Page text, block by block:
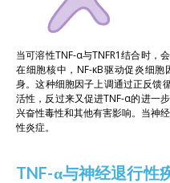
当可溶性TNF-α与TNFR1结合时，
在细胞核中，NF-κB驱动促炎细
身。这种细胞因子上调通过正反馈
活性，反过来又促进TNF-α的进一
兴奋性毒性和其他有害影响。当神
性炎症。
TNF-α与神经退行性